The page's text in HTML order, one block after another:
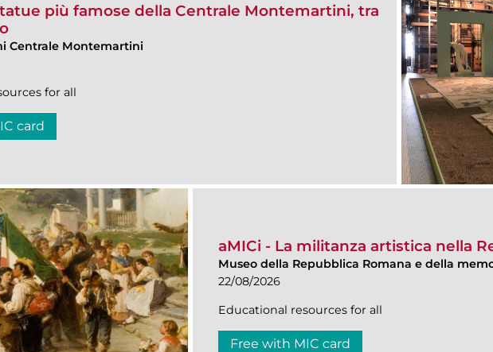
più famose della Centrale Montemartini, tra
Centrale Montemartini
for all
card
aMICi - La militanza artistica nella
Museo della Repubblica Romana e della
22/08/2026
Educational resources for all
Free with MIC card